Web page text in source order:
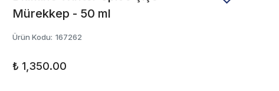
Mürekkep - 50 ml
Ürün Kodu: 167262
₺ 1,350.00